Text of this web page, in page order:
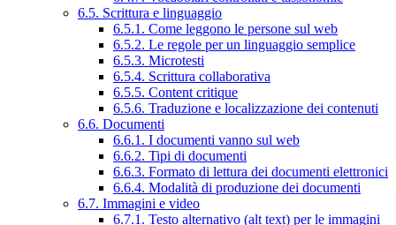
6.5. Scrittura e linguaggio
6.5.1. Come leggono le persone sul web
6.5.2. Le regole per un linguaggio semplice
6.5.3. Microtesti
6.5.4. Scrittura collaborativa
6.5.5. Content critique
6.5.6. Traduzione e localizzazione dei contenuti
6.6. Documenti
6.6.1. I documenti vanno sul web
6.6.2. Tipi di documenti
6.6.3. Formato di lettura dei documenti elettronici
6.6.4. Modalità di produzione dei documenti
6.7. Immagini e video
6.7.1. Testo alternativo (alt text) per le immagini